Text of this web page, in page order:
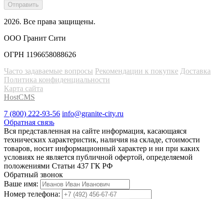
Отправить
2026. Все права защищены.
ООО Гранит Сити
ОГРН 1196658088626
Часто задаваемые вопросы Рекомендации к покупке Доставка
Политика конфиденциальности
Карта сайта
HostCMS
7 (800) 222-93-56 info@granite-city.ru
Обратная связь
Вся представленная на сайте информация, касающаяся
технических характеристик, наличия на складе, стоимости
товаров, носит информационный характер и ни при каких
условиях не является публичной офертой, определяемой
положениями Статьи 437 ГК РФ
Обратный звонок
Ваше имя:
Номер телефона: